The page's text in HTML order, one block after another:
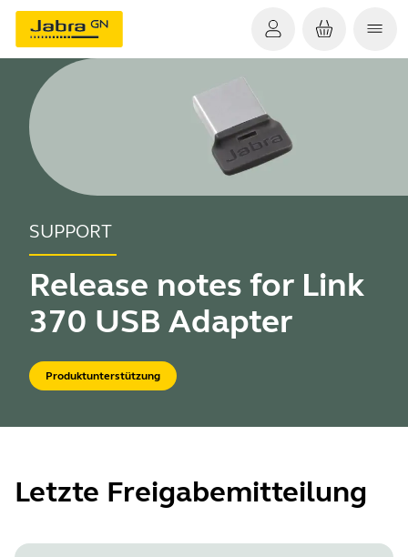
SUPPORT
Release notes for Link
370 USB Adapter
Produktunterstützung
Letzte Freigabemitteilung